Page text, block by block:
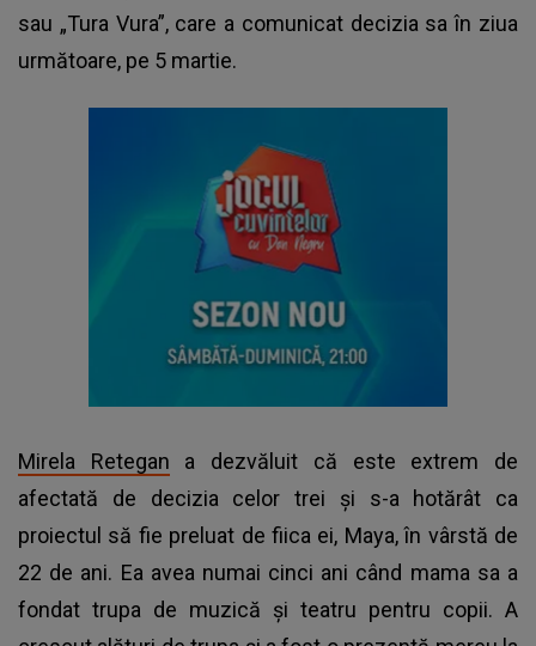
sau „Tura Vura”, care a comunicat decizia sa în ziua
următoare, pe 5 martie.
Mirela Retegan a dezvăluit că este extrem de
afectată de decizia celor trei și s-a hotărât ca
proiectul să fie preluat de fiica ei, Maya, în vârstă de
22 de ani. Ea avea numai cinci ani când mama sa a
fondat trupa de muzică și teatru pentru copii. A